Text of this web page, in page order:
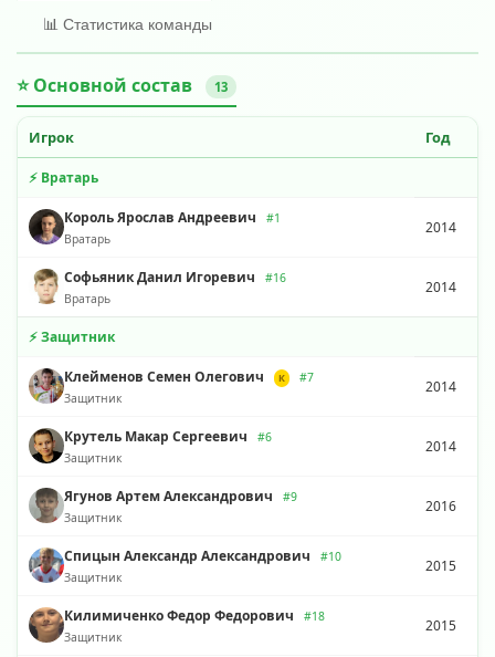
📊 Статистика команды
⭐ Основной состав 13
Игрок Год
⚡ Вратарь
Король Ярослав Андреевич
#1
Вратарь
2014
Софьяник Данил Игоревич
#16
Вратарь
2014
⚡ Защитник
Клейменов Семен Олегович К
#7
Защитник
2014
Крутель Макар Сергеевич
#6
Защитник
2014
Ягунов Артем Александрович
#9
Защитник
2016
Спицын Александр Александрович
#10
Защитник
2015
Килимиченко Федор Федорович
#18
Защитник
2015